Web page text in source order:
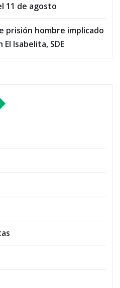
11 de agosto
prisión hombre implicado
Isabelita, SDE